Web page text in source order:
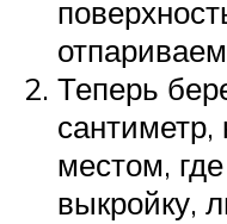
Теперь
местом,
выкройку,